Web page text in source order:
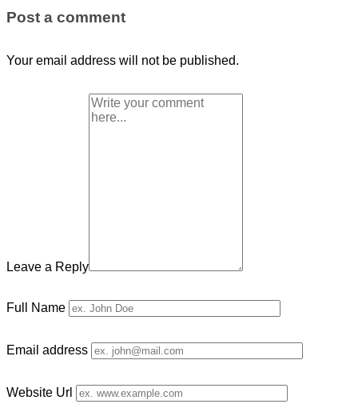
Post a comment
Your email address will not be published.
Leave a Reply
Full Name
Email address
Website Url